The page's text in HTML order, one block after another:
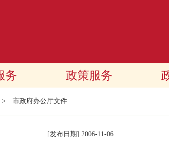
务 政策服务
市政府办公厅文件
[发布日期] 2006-11-06